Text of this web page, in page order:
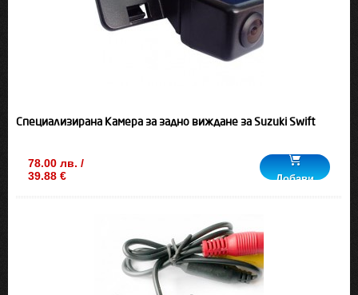
Специализирана Камера за задно виждане за Suzuki Swift
78.00 лв. /
39.88 €
Добави